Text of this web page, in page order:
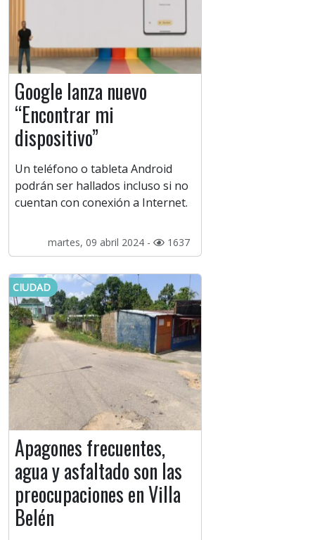
Google lanza nuevo
“Encontrar mi
dispositivo”
Un teléfono o tableta Android
podrán ser hallados incluso si no
cuentan con conexión a Internet.
martes, 09 abril 2024 - 1637
CIUDAD
Apagones frecuentes,
agua y asfaltado son las
preocupaciones en Villa
Belén